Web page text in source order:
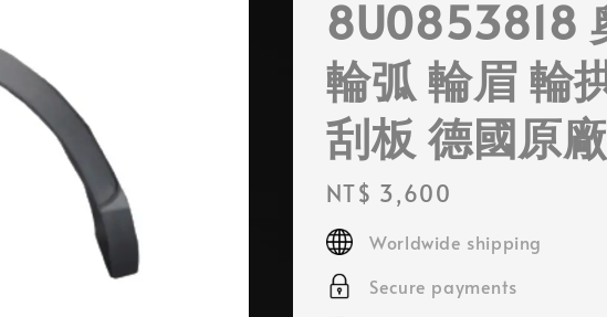
8U0853818
輪弧 輪眉 輪
刮板 德國原廠
Regular
price
NT$ 3,600
Worldwide shipping
Secure payments